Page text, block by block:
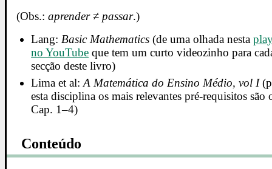
(Obs.:aprender≠ passar.)
Lang: Basic Mathematics (de uma olhada nesta
no YouTube que tem um curto videozinho para
secção deste livro)
Lima et al:A Matemática do Ensino Médio, vol I
esta disciplina os mais relevantes pré-requisitos são
Cap. 1–4)
Conteúdo